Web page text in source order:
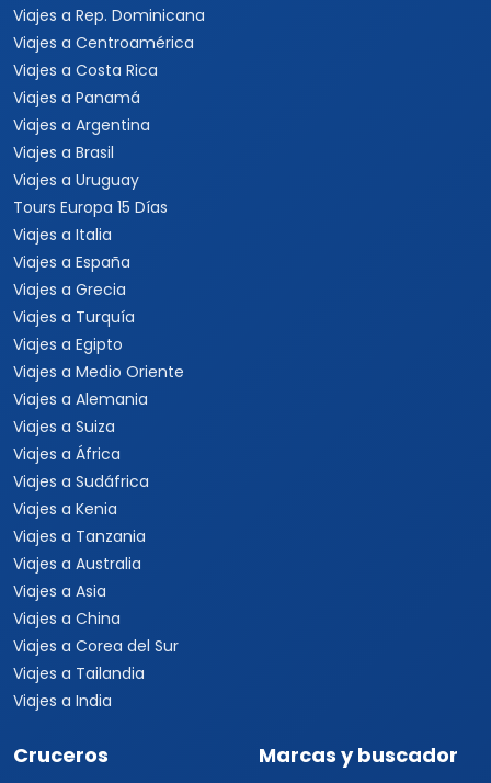
Viajes a Rep. Dominicana
Viajes a Centroamérica
Viajes a Costa Rica
Viajes a Panamá
Viajes a Argentina
Viajes a Brasil
Viajes a Uruguay
Tours Europa 15 Días
Viajes a Italia
Viajes a España
Viajes a Grecia
Viajes a Turquía
Viajes a Egipto
Viajes a Medio Oriente
Viajes a Alemania
Viajes a Suiza
Viajes a África
Viajes a Sudáfrica
Viajes a Kenia
Viajes a Tanzania
Viajes a Australia
Viajes a Asia
Viajes a China
Viajes a Corea del Sur
Viajes a Tailandia
Viajes a India
Cruceros Marcas y buscador